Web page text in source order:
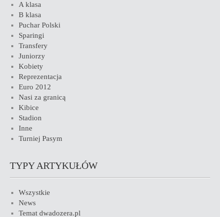
A klasa
B klasa
Puchar Polski
Sparingi
Transfery
Juniorzy
Kobiety
Reprezentacja
Euro 2012
Nasi za granicą
Kibice
Stadion
Inne
Turniej Pasym
TYPY ARTYKUŁÓW
Wszystkie
News
Temat dwadozera.pl